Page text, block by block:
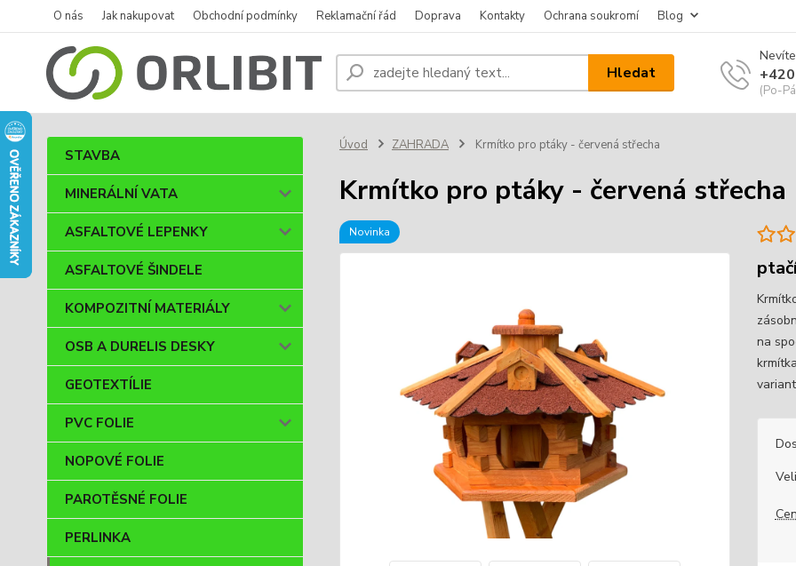
O nás Jak nakupovat Obchodní podmínky Reklamační řád Doprava Kontakty Ochrana soukromí Blog
Hledat
(Po-
STAVBA
MINERÁLNÍ VATA
ASFALTOVÉ LEPENKY
ASFALTOVÉ ŠINDELE
KOMPOZITNÍ MATERIÁLY
OSB A DURELIS DESKY
GEOTEXTÍLIE
PVC FOLIE
NOPOVÉ FOLIE
PAROTĚSNÉ FOLIE
PERLINKA
Úvod ZAHRADA Krmítko pro ptáky - červená střecha
Krmítko pro ptáky - červená střecha
Novinka
na